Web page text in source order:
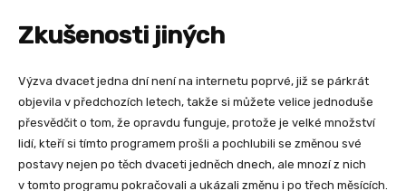
Zkušenosti jiných
Výzva dvacet jedna dní není na internetu poprvé, již se párkrát
objevila v předchozích letech, takže si můžete velice jednoduše
přesvědčit o tom, že opravdu funguje, protože je velké množství
lidí, kteří si tímto programem prošli a pochlubili se změnou své
postavy nejen po těch dvaceti jedněch dnech, ale mnozí z nich
v tomto programu pokračovali a ukázali změnu i po třech měsících.